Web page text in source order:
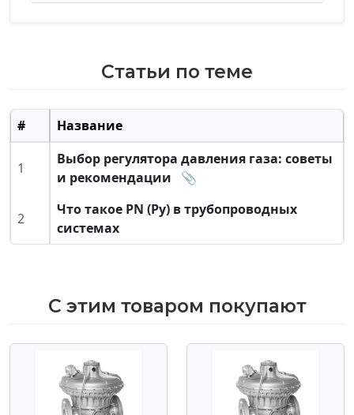
Статьи по теме
# Название
1
Выбор регулятора давления газа: советы
и рекомендации
📎
2
Что такое PN (Ру) в трубопроводных
системах
С этим товаром покупают